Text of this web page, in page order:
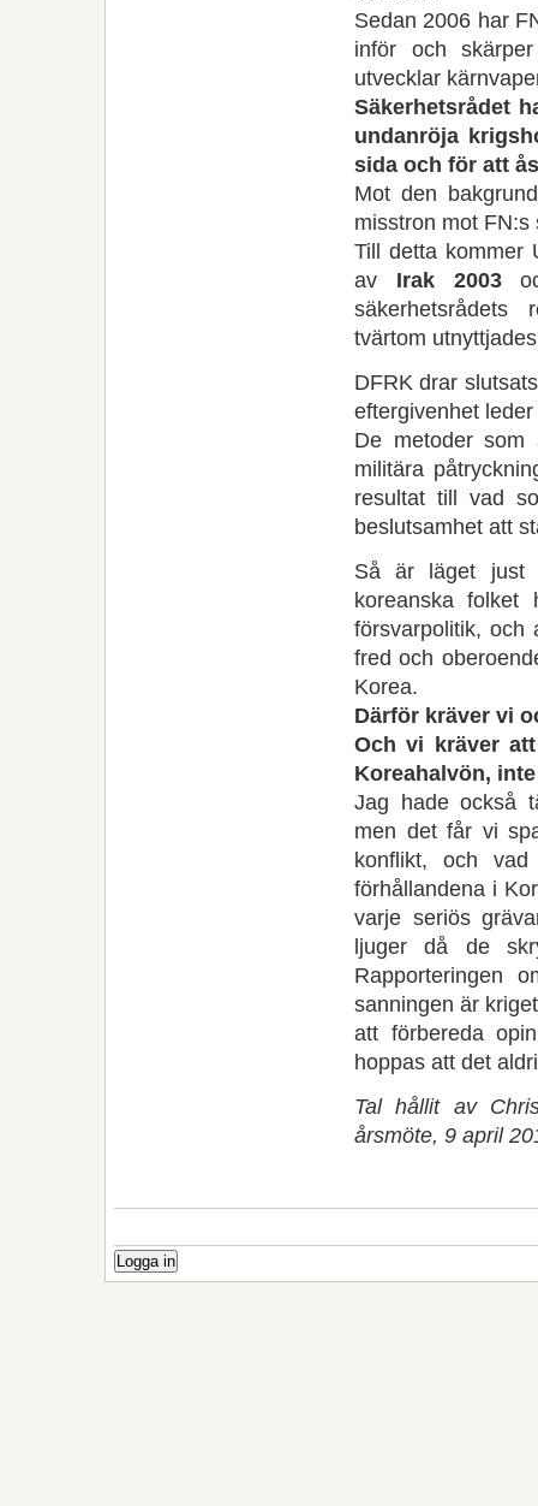
Sedan 2006 har
inför och
utvecklar
Säkerhetsrådet
undanröja
sida och för att
Mot den
misstron mot FN:s
Till detta kommer
av Irak 2003
säkerhetsrådets
tvärtom
DFRK drar
eftergivenhet
De metoder som
militära
resultat till vad
beslutsamhet att
Så är läget just
koreanska
försvarpolitik, och
fred och
Korea.
Därför kräver vi
Och vi kräver
Koreahalvön,
Jag hade också
men det får vi
konflikt, och
förhållandena i
varje seriös
ljuger då de
Rapporteringen
sanningen är
att förbereda
hoppas att det
Tal hållit av
årsmöte, 9 april
Logga in